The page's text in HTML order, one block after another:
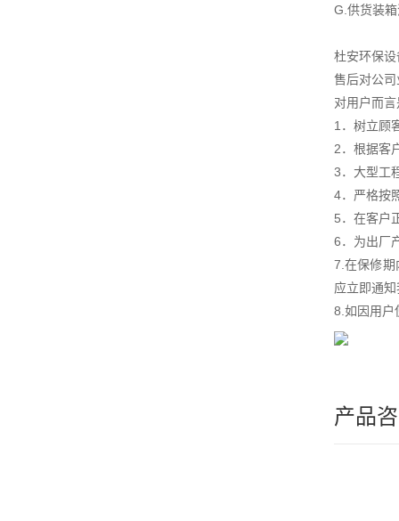
G.供货装
杜安环保
售后对公
对用户而
1．树立顾
2．根据客
3．大型工
4．严格按
5．在客户
6．为出厂
7.在保修期
应立即通
8.如因用户
产品